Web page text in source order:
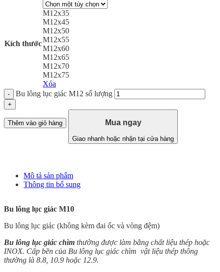
Kích thước
M12x35
M12x45
M12x50
M12x55
M12x60
M12x65
M12x70
M12x75
Xóa
Bu lông lục giác M12 số lượng
Thêm vào giỏ hàng Mua ngay
Giao nhanh hoặc nhận tại cửa hàng
Mô tả sản phẩm
Thông tin bổ sung
Bu lông lục giác M10
Bu lông lục giác (không kèm đai ốc và vòng đệm)
Bu lông lục giác chìm thường được làm bằng chất liệu thép hoặc
INOX. Cấp bền của Bu lông lục giác chìm vật liệu thép thông
thường là 8.8, 10.9 hoặc 12.9.